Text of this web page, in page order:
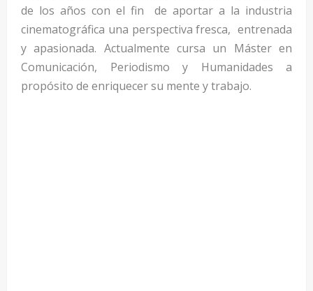
de los años con el fin de aportar a la industria
cinematográfica una perspectiva fresca, entrenada
y apasionada. Actualmente cursa un Máster en
Comunicación, Periodismo y Humanidades a
propósito de enriquecer su mente y trabajo.